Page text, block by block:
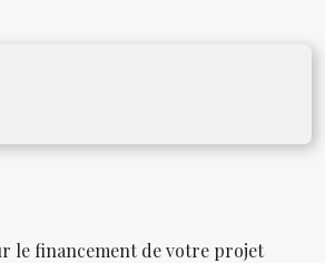
le financement de votre projet